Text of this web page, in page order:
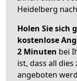
Heidelberg
Holen Sie sich
kostenlose
2 Minuten bei
ist, dass all
angeboten